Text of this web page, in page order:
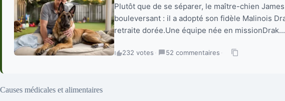
Plutôt que de se séparer, le maître-chien
bouleversant : il a adopté son fidèle Malinois
retraite dorée.Une équipe née en missionDrak...
232 votes · 52 commentaires ·
Causes médicales et alimentaires